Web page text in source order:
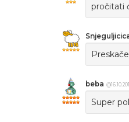
pročitati
beba
Super